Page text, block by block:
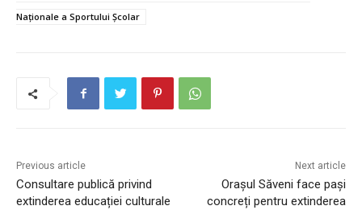
Naționale a Sportului Școlar
Previous article
Consultare publică privind
extinderea educației culturale
Next article
Orașul Săveni face pași
concreți pentru extinderea